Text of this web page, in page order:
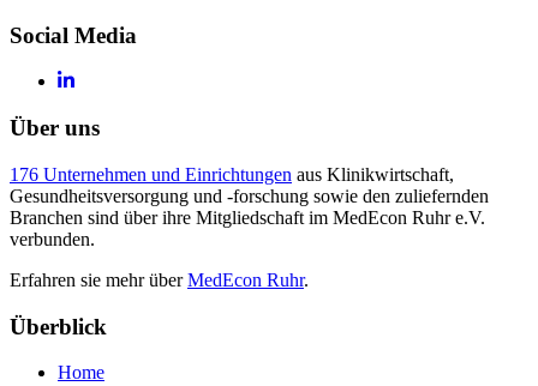
Social Media
Über uns
176 Unternehmen und Einrichtungen aus Klinikwirtschaft,
Gesundheitsversorgung und -forschung sowie den zuliefernden
Branchen sind über ihre Mitgliedschaft im MedEcon Ruhr e.V.
verbunden.
Erfahren sie mehr überMedEcon Ruhr.
Überblick
Home